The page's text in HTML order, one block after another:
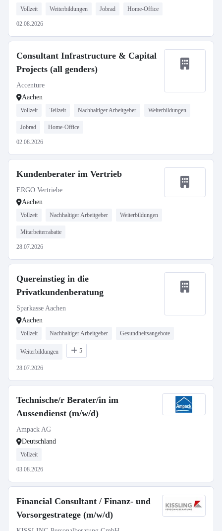
Vollzeit Weiterbildungen Jobrad Home-Office
02.08.2026
Consultant Infrastructure & Capital
Projects (all genders)
Accenture
Aachen
Vollzeit Teilzeit Nachhaltiger Arbeitgeber Weiterbildungen
Jobrad Home-Office
02.08.2026
Kundenberater im Vertrieb
ERGO Vertriebe
Aachen
Vollzeit Nachhaltiger Arbeitgeber Weiterbildungen
Mitarbeiterrabatte
28.07.2026
Quereinstieg in die
Privatkundenberatung
Sparkasse Aachen
Aachen
Vollzeit Nachhaltiger Arbeitgeber Gesundheitsangebote
Weiterbildungen 5
28.07.2026
Technische/r Berater/in im
Aussendienst (m/w/d)
Ampack AG
Deutschland
Vollzeit
03.08.2026
Financial Consultant / Finanz- und
Vorsorgestratege (m/w/d)